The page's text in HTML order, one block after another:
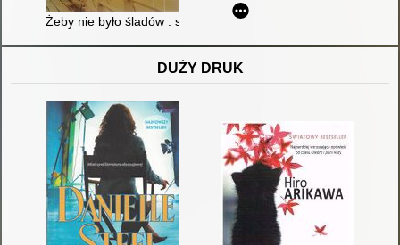
Żeby nie było śladów : sprawa Grzegorza Przemyka
DUŻY DRUK